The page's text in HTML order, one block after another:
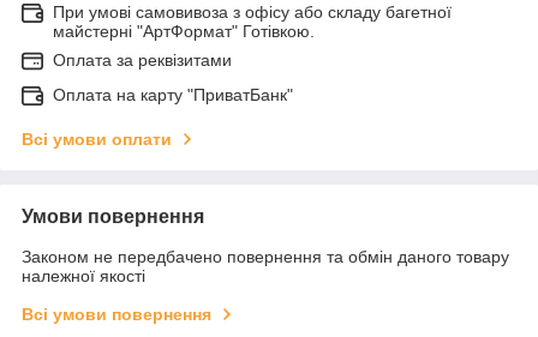
При умові самовивоза з офісу або складу багетної
майстерні "АртФормат" Готівкою.
Оплата за реквізитами
Оплата на карту "ПриватБанк"
Всі умови оплати
Умови повернення
Законом не передбачено повернення та обмін даного товару
належної якості
Всі умови повернення